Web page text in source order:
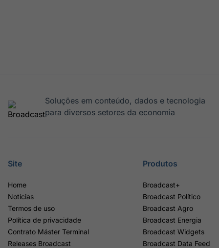
Soluções em conteúdo, dados e tecnologia
para diversos setores da economia
Site
Home
Notícias
Termos de uso
Política de privacidade
Contrato Máster Terminal
Releases Broadcast
Produtos
Broadcast+
Broadcast Político
Broadcast Agro
Broadcast Energia
Broadcast Widgets
Broadcast Data Feed